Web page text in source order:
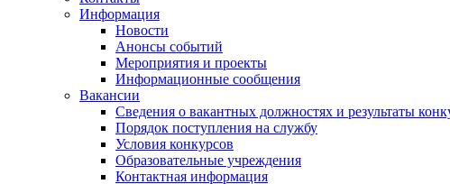
Информация
Новости
Анонсы событий
Мероприятия и проекты
Информационные сообщения
Вакансии
Сведения о вакантных должностях и результаты
Порядок поступления на службу
Условия конкурсов
Образовательные учреждения
Контактная информация